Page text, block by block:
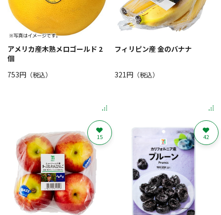
アメリカ産木熟メロゴールド 2
個
753円 （税込）
フィリピン産 金のバナナ
321円（税込）
15 42